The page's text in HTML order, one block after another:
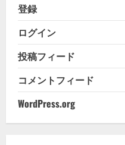
登録
ログイン
投稿フィード
コメントフィード
WordPress.org